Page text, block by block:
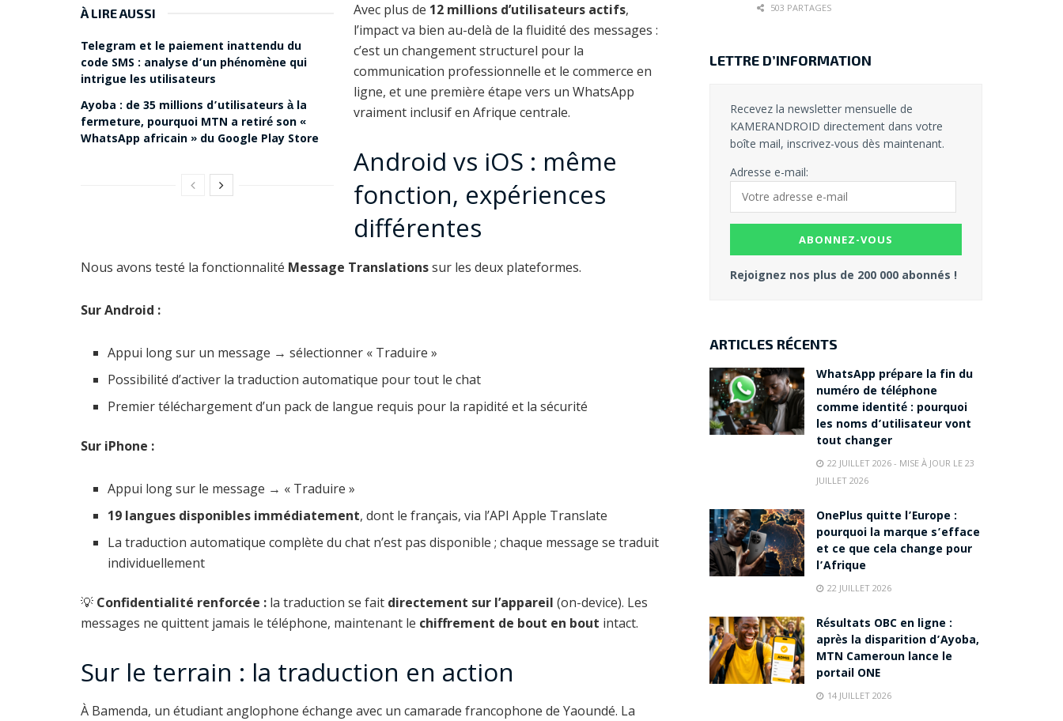
À LIRE AUSSI
Telegram et le paiement inattendu du
code SMS : analyse d’un phénomène qui
intrigue les utilisateurs
Ayoba : de 35 millions d’utilisateurs à la
fermeture, pourquoi MTN a retiré son «
WhatsApp africain » du Google Play Store
Avec plus de 12 millions d’utilisateurs actifs,
l’impact va bien au-delà de la fluidité des messages :
c’est un changement structurel pour la
communication professionnelle et le commerce en
ligne, et une première étape vers un WhatsApp
vraiment inclusif en Afrique centrale.
Android vs iOS : même
fonction, expériences
différentes
Nous avons testé la fonctionnalité Message Translationssur les deux plateformes.
Sur Android :
Appui long sur un message → sélectionner « Traduire »
Possibilité d’activer la traduction automatique pour tout le chat
Premier téléchargement d’un pack de langue requis pour la rapidité et la sécurité
Sur iPhone :
Appui long sur le message → « Traduire »
19 langues disponibles immédiatement, dont le français, via l’API Apple Translate
La traduction automatique complète du chat n’est pas disponible ; chaque message se traduit
individuellement
💡 Confidentialité renforcée : la traduction se fait directement sur l’appareil (on-device). Les
messages ne quittent jamais le téléphone, maintenant le chiffrement de bout en bout intact.
Sur le terrain : la traduction en action
À Bamenda, un étudiant anglophone échange avec un camarade francophone de Yaoundé. La
503 PARTAGES
LETTRE D’INFORMATION
Recevez la newsletter mensuelle de
KAMERANDROID directement dans votre
boîte mail, inscrivez-vous dès maintenant.
Adresse e-mail:
Rejoignez nos plus de 200 000 abonnés !
ARTICLES RÉCENTS
WhatsApp prépare la fin du
numéro de téléphone
comme identité : pourquoi
les noms d’utilisateur vont
tout changer
22 JUILLET 2026 - MISE À JOUR LE 23
JUILLET 2026
OnePlus quitte l’Europe :
pourquoi la marque s’efface
et ce que cela change pour
l’Afrique
22 JUILLET 2026
Résultats OBC en ligne :
après la disparition d’Ayoba,
MTN Cameroun lance le
portail ONE
14 JUILLET 2026